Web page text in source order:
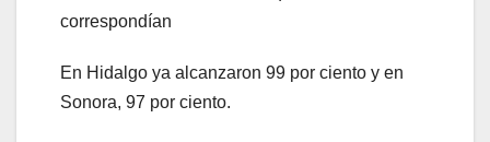
correspondían
En Hidalgo ya alcanzaron 99 por ciento y en
Sonora, 97 por ciento.